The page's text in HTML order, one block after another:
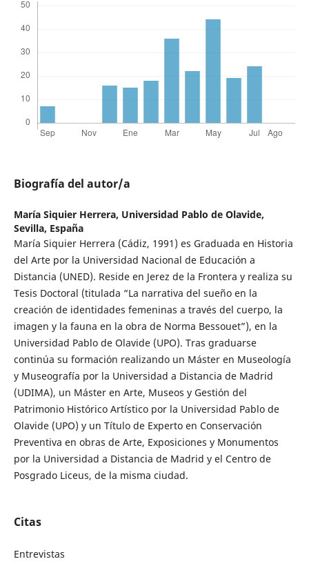
Biografía del autor/a
María Siquier Herrera, Universidad Pablo de Olavide,
Sevilla, España
María Siquier Herrera (Cádiz, 1991) es Graduada en Historia
del Arte por la Universidad Nacional de Educación a
Distancia (UNED). Reside en Jerez de la Frontera y realiza su
Tesis Doctoral (titulada “La narrativa del sueño en la
creación de identidades femeninas a través del cuerpo, la
imagen y la fauna en la obra de Norma Bessouet”), en la
Universidad Pablo de Olavide (UPO). Tras graduarse
continúa su formación realizando un Máster en Museología
y Museografía por la Universidad a Distancia de Madrid
(UDIMA), un Máster en Arte, Museos y Gestión del
Patrimonio Histórico Artístico por la Universidad Pablo de
Olavide (UPO) y un Título de Experto en Conservación
Preventiva en obras de Arte, Exposiciones y Monumentos
por la Universidad a Distancia de Madrid y el Centro de
Posgrado Liceus, de la misma ciudad.
Citas
Entrevistas